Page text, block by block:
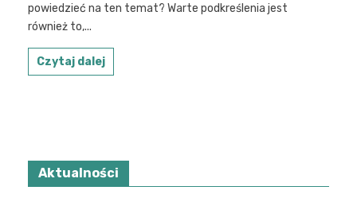
powiedzieć na ten temat? Warte podkreślenia jest
również to,...
Czytaj dalej
Aktualności